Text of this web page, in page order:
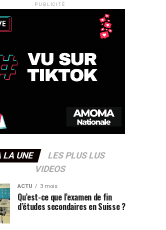
PUBLICITÉ
LA UNE
LES PLUS LUS
VIDEOS
ACTU 3 mois
Qu’est-ce que l’examen de fin
d’études secondaires en Suisse ?